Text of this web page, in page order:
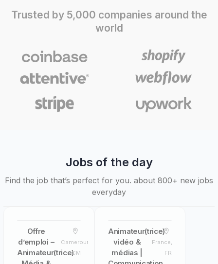
Trusted by 5,000 companies around the
world
Jobs of the day
Find the job that’s perfect for you. about 800+ new jobs
everyday
Offre
d’emploi –
Animateur(trice)
Cameroun,
CM
Animateur(trice)
vidéo &
médias |
France,
FR